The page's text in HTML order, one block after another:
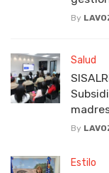
By
Salud
By
Estilo